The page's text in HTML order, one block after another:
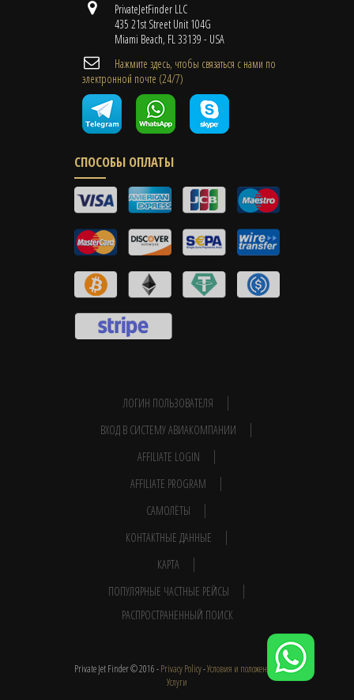
PrivateJetFinder LLC
435 21st Street Unit 104G
Miami Beach, FL 33139 - USA
Нажмите здесь, чтобы связаться с нами по
электронной почте (24/7)
СПОСОБЫ ОПЛАТЫ
ЛОГИН ПОЛЬЗОВАТЕЛЯ
ВХОД В СИСТЕМУ АВИАКОМПАНИИ
AFFILIATE LOGIN
AFFILIATE PROGRAM
САМОЛЁТЫ
КОНТАКТНЫЕ ДАННЫЕ
КАРТА
ПОПУЛЯРНЫЕ ЧАСТНЫЕ РЕЙСЫ
РАСПРОСТРАНЕННЫЙ ПОИСК
Private Jet Finder © 2016 -Privacy Policy-Условия и положения-
Услуги